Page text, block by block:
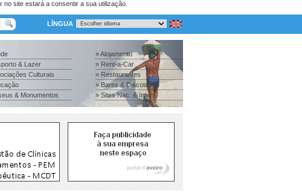
no site estará a consentir a sua utilização.
LÍNGUA
& Lazer
Culturais
& Monumentos
» Alojamento
» Rent-a-Car
» Restaurantes
» Bares & Discotecas
» Sites Nac. & Inter.